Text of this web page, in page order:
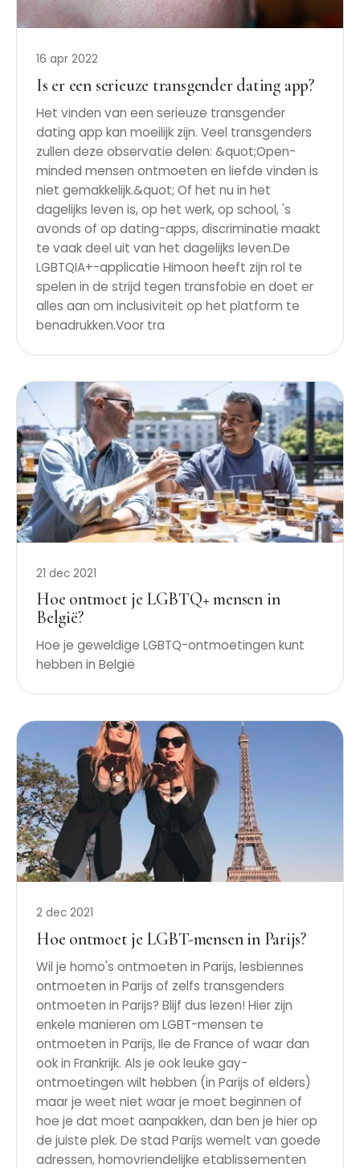
16 apr 2022
Is er een serieuze transgender dating app?
Het vinden van een serieuze transgender
dating app kan moeilijk zijn. Veel transgenders
zullen deze observatie delen: &quot;Open-
minded mensen ontmoeten en liefde vinden is
niet gemakkelijk.&quot; Of het nu in het
dagelijks leven is, op het werk, op school, 's
avonds of op dating-apps, discriminatie maakt
te vaak deel uit van het dagelijks leven.De
LGBTQIA+-applicatie Himoon heeft zijn rol te
spelen in de strijd tegen transfobie en doet er
alles aan om inclusiviteit op het platform te
benadrukken.Voor tra
21 dec 2021
Hoe ontmoet je LGBTQ+ mensen in
België?
Hoe je geweldige LGBTQ-ontmoetingen kunt
hebben in België
2 dec 2021
Hoe ontmoet je LGBT-mensen in Parijs?
Wil je homo's ontmoeten in Parijs, lesbiennes
ontmoeten in Parijs of zelfs transgenders
ontmoeten in Parijs? Blijf dus lezen! Hier zijn
enkele manieren om LGBT-mensen te
ontmoeten in Parijs, Ile de France of waar dan
ook in Frankrijk. Als je ook leuke gay-
ontmoetingen wilt hebben (in Parijs of elders)
maar je weet niet waar je moet beginnen of
hoe je dat moet aanpakken, dan ben je hier op
de juiste plek. De stad Parijs wemelt van goede
adressen, homovriendelijke etablissementen